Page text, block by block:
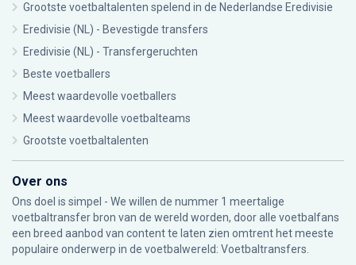
Grootste voetbaltalenten spelend in de Nederlandse Eredivisie
Eredivisie (NL) - Bevestigde transfers
Eredivisie (NL) - Transfergeruchten
Beste voetballers
Meest waardevolle voetballers
Meest waardevolle voetbalteams
Grootste voetbaltalenten
Over ons
Ons doel is simpel - We willen de nummer 1 meertalige
voetbaltransfer bron van de wereld worden, door alle voetbalfans
een breed aanbod van content te laten zien omtrent het meeste
populaire onderwerp in de voetbalwereld: Voetbaltransfers.